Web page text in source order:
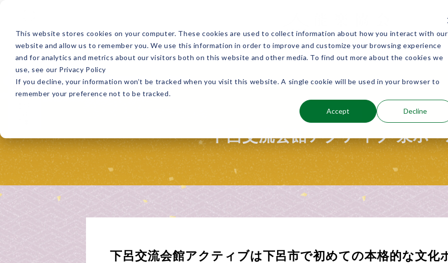
This website stores cookies on your computer. These cookies are used to collect information about how you interact with our
website and allow us to remember you. We use this information in order to improve and customize your browsing experience
and for analytics and metrics about our visitors both on this website and other media. To find out more about the cookies we
use, see our Privacy Policy
If you decline, your information won’t be tracked when you visit this website. A single cookie will be used in your browser to
remember your preference not to be tracked.
Accept Decline
Search
能楽の公演 能楽を知る 能楽に関わる
中部
下呂交流会館アクティブ 泉ホ
下呂交流会館アクティブは下呂市で初めての本格的な文化